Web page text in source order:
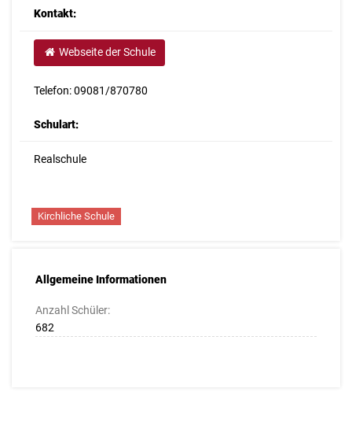
Kontakt:
Webseite der Schule
Telefon: 09081/870780
Schulart:
Realschule
Kirchliche Schule
Allgemeine Informationen
Anzahl Schüler:
682